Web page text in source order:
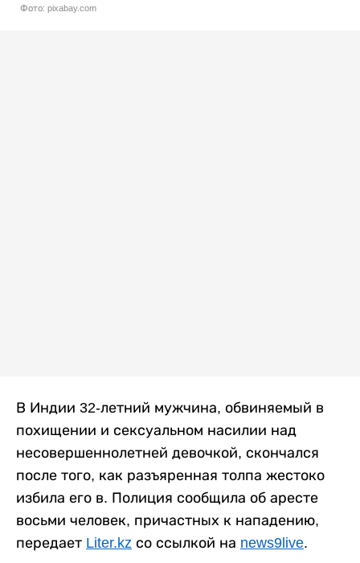
Фото: pixabay.com
В Индии 32-летний мужчина, обвиняемый в
похищении и сексуальном насилии над
несовершеннолетней девочкой, скончался
после того, как разъяренная толпа жестоко
избила его в. Полиция сообщила об аресте
восьми человек, причастных к нападению,
передает Liter.kz со ссылкой на news9live.